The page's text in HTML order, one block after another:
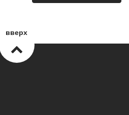
вверх